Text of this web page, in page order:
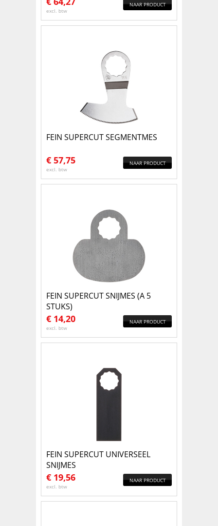
excl. btw
NAAR PRODUCT
FEIN SUPERCUT SEGMENTMES
€ 57,75
excl. btw
NAAR PRODUCT
FEIN SUPERCUT SNIJMES (A 5
STUKS)
€ 14,20
excl. btw
NAAR PRODUCT
FEIN SUPERCUT UNIVERSEEL
SNIJMES
€ 19,56
excl. btw
NAAR PRODUCT